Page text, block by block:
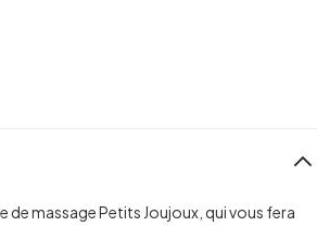
massage Petits Joujoux, qui vous fera